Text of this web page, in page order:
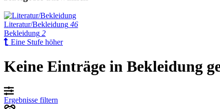
Literatur/Bekleidung 46
Bekleidung 2
Eine Stufe höher
Keine Einträge in Bekleidung
Ergebnisse filtern